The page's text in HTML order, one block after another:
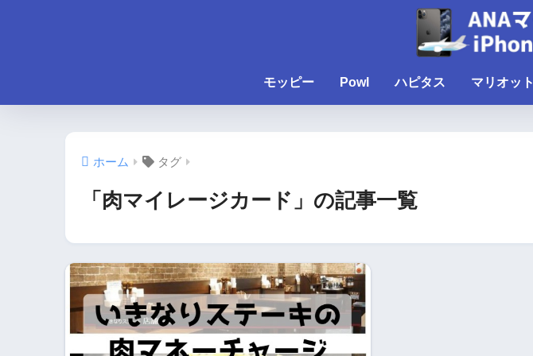
モッピー Powl ハピタス マリオット
ホーム タグ
「肉マイレージカード」の記事一覧